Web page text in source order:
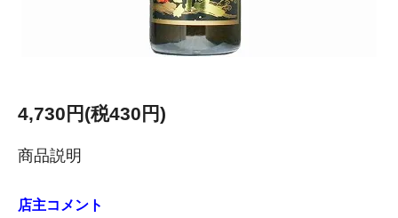
4,730円(税430円)
商品説明
店主コメント